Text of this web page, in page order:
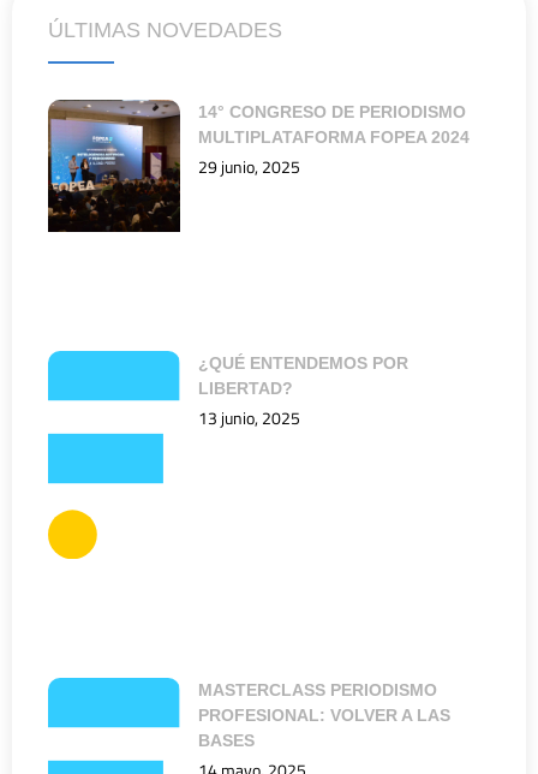
ÚLTIMAS NOVEDADES
14° CONGRESO DE PERIODISMO
MULTIPLATAFORMA FOPEA 2024
29 junio, 2025
¿QUÉ ENTENDEMOS POR
LIBERTAD?
13 junio, 2025
MASTERCLASS PERIODISMO
PROFESIONAL: VOLVER A LAS
BASES